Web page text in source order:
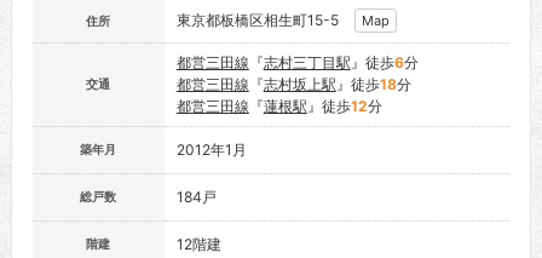
住所 東京都板橋区相生町15-5 Map
交通
都営三田線 『志村三丁目駅』徒歩6分
都営三田線 『志村坂上駅』徒歩18分
都営三田線 『蓮根駅』徒歩12分
築年月 2012年1月
総戸数 184戸
階建 12階建